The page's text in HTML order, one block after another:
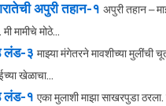
अपुरी तहान-१ अपुरी तहान –
मामीचे मोठे...
लंड-३ माझ्या मंगेतरने मावशीच्या मुलींची
खेळाचा...
लंड-१ एका मुलाशी माझा साखरपुडा